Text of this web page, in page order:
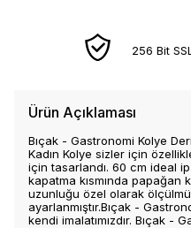
256 Bit
Ürün Açıklaması
Bıçak - Gastronomi Kolye
Kadın Kolye sizler için
için tasarlandı. 60 cm ideal
kapatma kısmında papağan
uzunluğu özel olarak
ayarlanmıştır.Bıçak -
kendi imalatımızdır. Bıçak -